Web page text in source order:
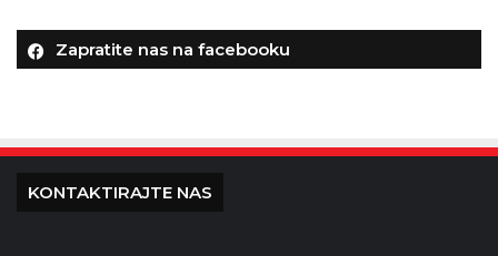
Zapratite nas na facebooku
KONTAKTIRAJTE NAS